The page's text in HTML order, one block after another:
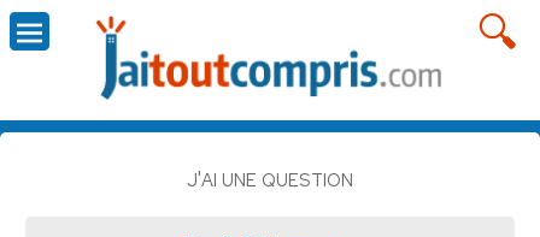
J'AI UNE QUESTION